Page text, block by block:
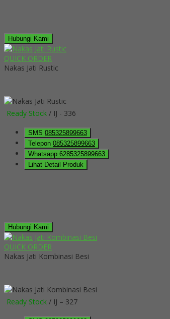
Hubungi Kami
QUICK ORDER
Nakas Jati Rustic
Ready Stock / IJ - 336
SMS 085325899663
Telepon 085325899663
Whatsapp 6285325899663
Lihat Detail Produk
Hubungi Kami
QUICK ORDER
Nakas Jati Kombinasi Besi
Ready Stock / IJ – 327